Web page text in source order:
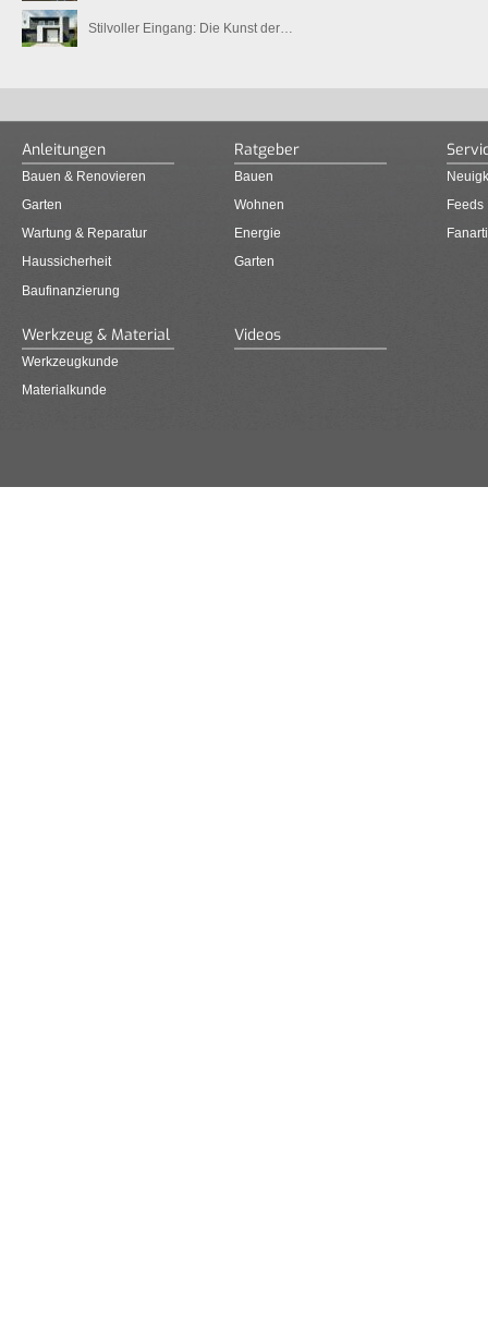
Stilvoller Eingang: Die Kunst der…
Anleitungen
Bauen & Renovieren
Garten
Wartung & Reparatur
Haussicherheit
Baufinanzierung
Ratgeber
Bauen
Wohnen
Energie
Garten
Feeds
Werkzeug & Material
Werkzeugkunde
Materialkunde
Videos